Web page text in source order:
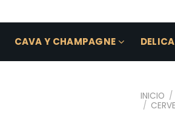
CAVA Y CHAMPAGNE
INICIO /
/